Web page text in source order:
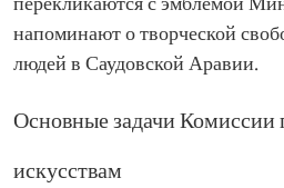
перекликаются с эмблемой
напоминают о творческой
людей в Саудовской Аравии.
Основные задачи Комиссии
искусствам